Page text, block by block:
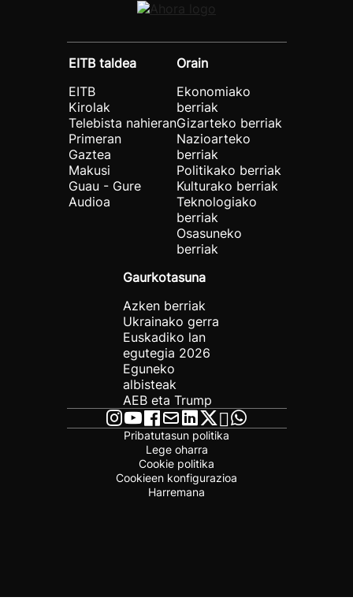
EITB taldea
EITB
Kirolak
Telebista nahieran
Primeran
Gaztea
Makusi
Guau - Gure
Audioa
Orain
Ekonomiako
berriak
Gizarteko berriak
Nazioarteko
berriak
Politikako berriak
Kulturako berriak
Teknologiako
berriak
Osasuneko
berriak
Gaurkotasuna
Azken berriak
Ukrainako gerra
Euskadiko lan
egutegia 2026
Eguneko
albisteak
AEB eta Trump
Pribatutasun politika
Lege oharra
Cookie politika
Cookieen konfigurazioa
Harremana